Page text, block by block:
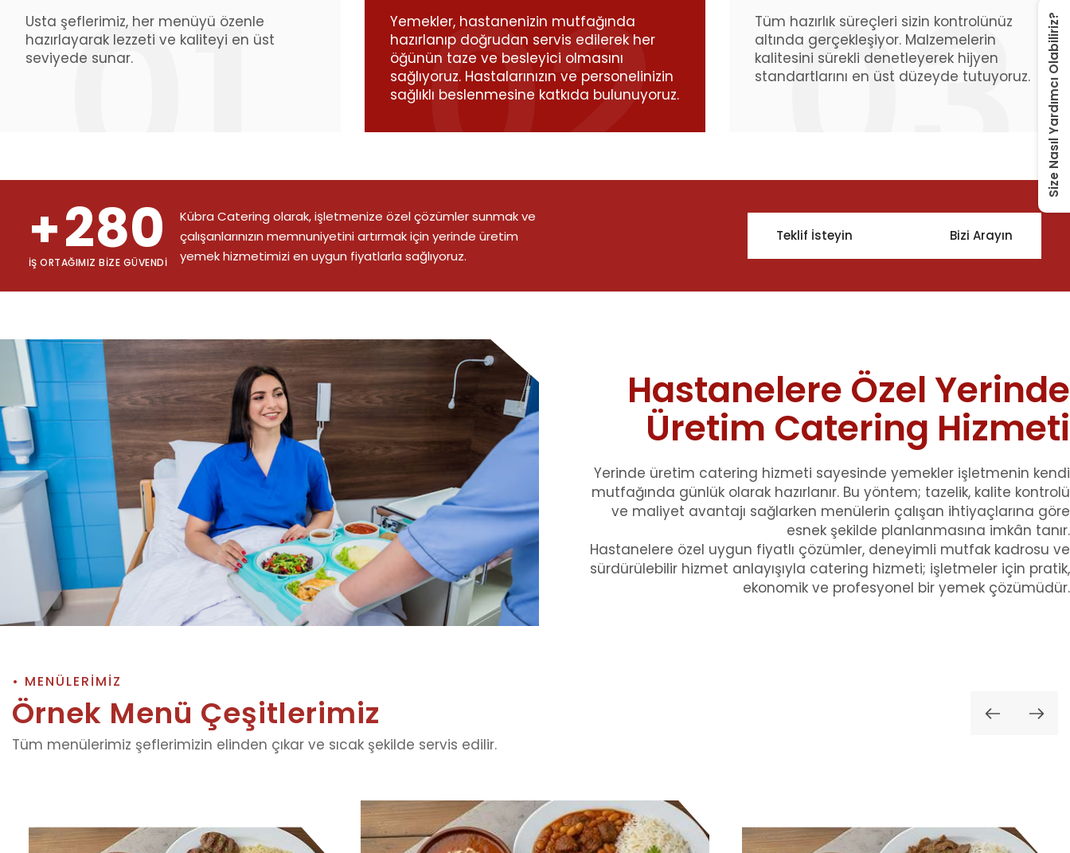
Usta şeflerimiz, her menüyü özenle
hazırlayarak lezzeti ve kaliteyi en üst
seviyede sunar.
Yemekler, hastanenizin mutfağında
hazırlanıp doğrudan servis edilerek her
öğünün taze ve besleyici olmasını
sağlıyoruz. Hastalarınızın ve personelinizin
sağlıklı beslenmesine katkıda bulunuyoruz.
Tüm hazırlık süreçleri sizin kontrolünüz
altında gerçekleşiyor. Malzemelerin
kalitesini sürekli denetleyerek hijyen
standartlarını en üst düzeyde tutuyoruz.
+280
İŞ ORTAĞIMIZ BIZE GÜVENDI
Kübra Catering olarak, işletmenize özel çözümler sunmak ve
çalışanlarınızın memnuniyetini artırmak için yerinde üretim
yemek hizmetimizi en uygun fiyatlarla sağlıyoruz.
Teklif İsteyin Bizi Arayın
Hastanelere Özel Yerinde
Üretim Catering Hizmeti
Yerinde üretim catering hizmeti sayesinde yemekler işletmenin kendi
mutfağında günlük olarak hazırlanır. Bu yöntem; tazelik, kalite kontrolü
ve maliyet avantajı sağlarken menülerin çalışan ihtiyaçlarına göre
esnek şekilde planlanmasına imkân tanır.
Hastanelere özel uygun fiyatlı çözümler, deneyimli mutfak kadrosu ve
sürdürülebilir hizmet anlayışıyla catering hizmeti; işletmeler için pratik,
ekonomik ve profesyonel bir yemek çözümüdür.
• MENÜLERİMİZ
Örnek Menü Çeşitlerimiz
Tüm menülerimiz şeflerimizin elinden çıkar ve sıcak şekilde servis edilir.
Size Nasıl Yardımcı Olabiliriz?